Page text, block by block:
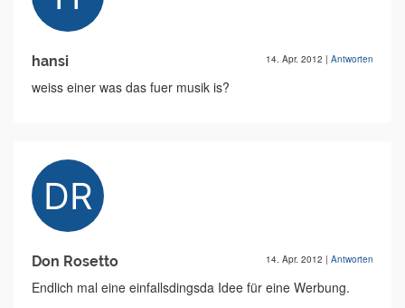
hansi 14. Apr. 2012 | Antworten
weiss einer was das fuer musik is?
Don Rosetto 14. Apr. 2012 | Antworten
Endlich mal eine einfallsdingsda Idee für eine Werbung.